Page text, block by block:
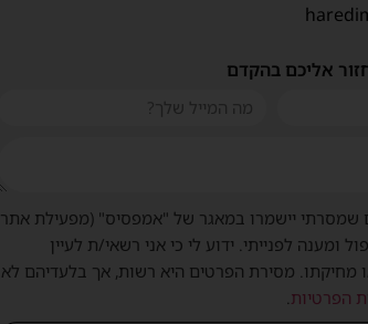
אליכם בהקדם
שמסרתי יישמרו במאגר של "אמפסיס" (מפעילת אתר
ומענה לפנייתי. ידוע לי כי אני רשאי/ת לעיין
מחיקתו. מסירת הפרטים היא רשות, אך בלעדיהם לא
הפרטיות.